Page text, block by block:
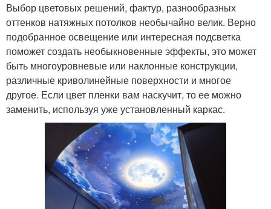
Выбор цветовых решений, фактур, разнообразных
оттенков натяжных потолков необычайно велик. Верно
подобранное освещение или интересная подсветка
поможет создать необыкновенные эффекты, это может
быть многоуровневые или наклонные конструкции,
различные криволинейные поверхности и многое
другое. Если цвет пленки вам наскучит, то ее можно
заменить, используя уже установленный каркас.